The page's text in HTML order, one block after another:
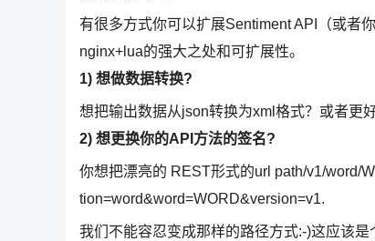
有很多方式你可以扩展Sentiment API（或者
nginx+lua的强大之处和可扩展性。
1) 想做数据转换?
想把输出数据从json转换为xml格式？或者更
2) 想更换你的API方法的签名?
你想把漂亮的 REST形式的url path/v1/word/
tion=word&word=WORD&version=v1.
我们不能容忍变成那样的路径方式:-)这应该